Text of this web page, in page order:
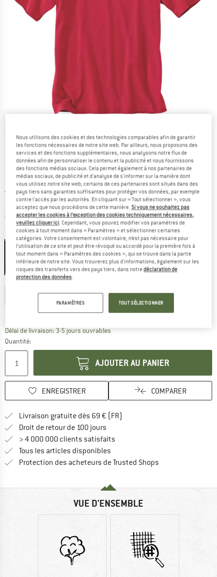
Prix initial :
24,95€
Prix:
14,97€ TVA incl.
hors Frais de livraisonInformations sur les frais de livraison. Ouvre une
Couleur:Industry Red
-40 %
Sélectionner taille:
S M L XL XXL
Guide des tailles
Délai de livraison: 3-5 jours ouvrablesLe lien s'ouvre dans une boîte
Quantité:
AJOUTER AU PANIER
ENREGISTRER COMPARER
Livraison gratuite dès 69 € (FR)
Droit de retour de 100 jours
> 4 000 000 clients satisfaits
Tous les articles disponibles
Protection des acheteurs de Trusted Shops
VUE D'ENSEMBLE
Nous utilisons des cookies et des technologies comparables afin de garantir
les fonctions nécessaires de notre site web. Par ailleurs, nous proposons des
services et des fonctions supplémentaires, nous analysons notre flux de
données afin de personnaliser le contenu et la publicité et nous fournissons
des fonctions médias sociaux. Cela permet également à nos partenaires de
médias sociaux, de publicité et d'analyse de s'informer sur la manière dont
vous utilisez notre site web; certains de ces partenaires sont situés dans des
pays tiers sans garanties suffisantes pour protéger vos données, par exemple
contre l'accès par les autorités. En cliquant sur « Tout sélectionner », vous
acceptez que nous procédions de cette manière.Si vous ne souhaitez pas
accepter les cookies à l’exception des cookies techniquement nécessaires,
veuillez cliquer ici. Cependant, vous pouvez modifier vos paramètres de
cookies à tout moment dans « Paramètres » et sélectionner certaines
catégories. Votre consentement est volontaire, n’est pas nécessaire pour
l’utilisation de ce site et peut être révoqué ou accordé pour la première fois à
tout moment dans « Paramètres des cookies », qui se trouve dans la partie
inférieure de notre site. Vous trouverez plus d'informations, également sur les
risques des transferts vers des pays tiers, dans notredéclaration de
protection des données.
PARAMÈTRES TOUT SÉLECTIONNER